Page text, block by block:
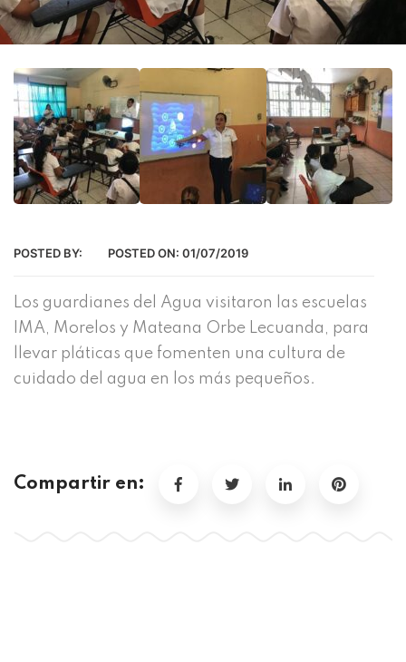
POSTED BY: POSTED ON: 01/07/2019
Los guardianes del Agua visitaron las escuelas
IMA, Morelos y Mateana Orbe Lecuanda, para
llevar pláticas que fomenten una cultura de
cuidado del agua en los más pequeños.
Compartir en: